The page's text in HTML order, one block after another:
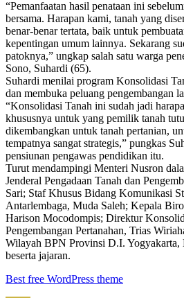
“Pemanfaatan hasil penataan ini
bersama. Harapan kami, tanah yang
benar-benar tertata, baik untuk
kepentingan umum lainnya. Sekarang
patoknya,” ungkap salah satu warga
Sono, Suhardi (65).
Suhardi menilai program Konsolidasi
dan membuka peluang pengembangan
“Konsolidasi Tanah ini sudah jadi
khususnya untuk yang pemilik tanah
dikembangkan untuk tanah pertanian,
tempatnya sangat strategis,” pungkas
pensiunan pengawas pendidikan itu.
Turut mendampingi Menteri Nusron
Jenderal Pengadaan Tanah dan
Sari; Staf Khusus Bidang Komunikasi
Antarlembaga, Muda Saleh; Kepala
Harison Mocodompis; Direktur
Pengembangan Pertanahan, Trias
Wilayah BPN Provinsi D.I.
beserta jajaran.
Best free WordPress theme